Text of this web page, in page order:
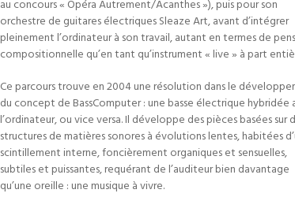
au concours « Opéra Autrement/Acanthes »), puis pour son
orchestre de guitares électriques Sleaze Art, avant d’intégrer
pleinement l’ordinateur à son travail, autant en termes de
compositionnelle qu’en tant qu’instrument « live » à part
Ce parcours trouve en 2004 une résolution dans le
du concept de BassComputer : une basse électrique hybridée
l’ordinateur, ou vice versa. Il développe des pièces basées sur
structures de matières sonores à évolutions lentes, habitées
scintillement interne, foncièrement organiques et sensuelles,
subtiles et puissantes, requérant de l’auditeur bien davantage
qu’une oreille : une musique à vivre.